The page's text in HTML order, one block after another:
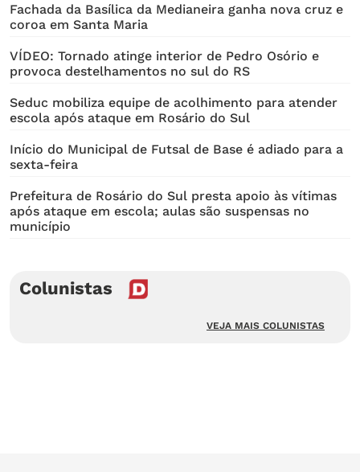
Fachada da Basílica da Medianeira ganha nova cruz e
coroa em Santa Maria
VÍDEO: Tornado atinge interior de Pedro Osório e
provoca destelhamentos no sul do RS
Seduc mobiliza equipe de acolhimento para atender
escola após ataque em Rosário do Sul
Início do Municipal de Futsal de Base é adiado para a
sexta-feira
Prefeitura de Rosário do Sul presta apoio às vítimas
após ataque em escola; aulas são suspensas no
município
Colunistas
VEJA MAIS COLUNISTAS